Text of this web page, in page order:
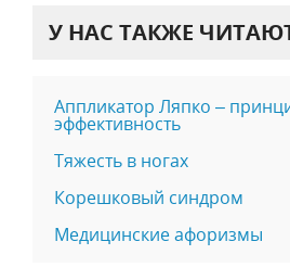
У НАС ТАКЖЕ
Аппликатор Ляпко –
эффективность
Тяжесть в ногах
Корешковый синдром
Медицинские афоризмы